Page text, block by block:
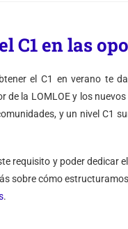
C1 en las
el C1 en verano te
de la LOMLOE y los
y un nivel C1
requisito y poder dedicar
sobre cómo
.